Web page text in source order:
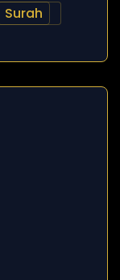
Surah